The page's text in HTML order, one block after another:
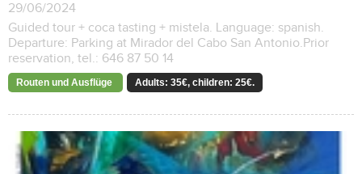
29/06/2024
Guided tour + coca tasting + mistela. Language: spanish.
Departure: Parking at Mirador del Cabo San Antonio.Prior
reservation, tel.: 646 87 50 14
Routen und Ausflüge Adults: 35€, children: 25€.